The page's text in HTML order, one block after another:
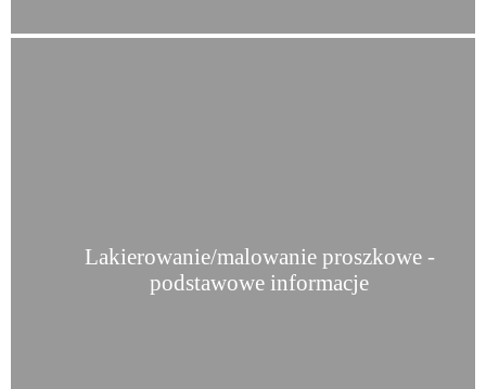
Lakierowanie/malowanie proszkowe -
podstawowe informacje